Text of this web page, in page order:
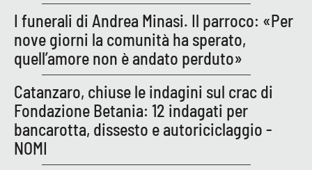
I funerali di Andrea Minasi. Il parroco: «Per
nove giorni la comunità ha sperato,
quell’amore non è andato perduto»
Catanzaro, chiuse le indagini sul crac di
Fondazione Betania: 12 indagati per
bancarotta, dissesto e autoriciclaggio -
NOMI